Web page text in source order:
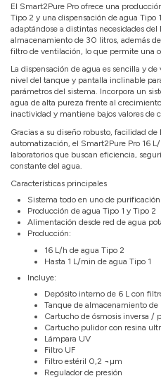
El Smart2Pure Pro ofrece una
Tipo 2 y una dispensación de agua Tipo
adaptándose a distintas necesidades
almacenamiento de 30 litros, además
filtro de ventilación, lo que permite una
La dispensación de agua es sencilla y
nivel del tanque y pantalla inclinable
parámetros del sistema. Incorpora un
agua de alta pureza frente al
inactividad y mantiene bajos valores de
Gracias a su diseño robusto, facilidad
automatización, el Smart2Pure Pro 16
laboratorios que buscan eficiencia,
constante del agua.
Características principales
Sistema todo en uno de
Producción de agua Tipo 1 y Tipo 2
Alimentación desde red de agua
Producción:
16 L/h de agua Tipo 2
Hasta 1 L/min de agua Tipo 1
Incluye:
Depósito interno de 6 L con
Tanque de almacenamiento
Cartucho de ósmosis inversa /
Cartucho pulidor con resina
Lámpara UV
Filtro UF
Filtro estéril 0,2 ¬µm
Regulador de presión